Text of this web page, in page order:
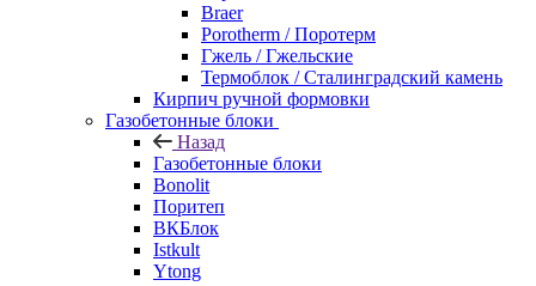
Braer
Porotherm / Поротерм
Гжель / Гжельские
Термоблок / Сталинградский камень
Кирпич ручной формовки
Газобетонные блоки
Назад
Газобетонные блоки
Bonolit
Поритеп
ВКБлок
Istkult
Ytong